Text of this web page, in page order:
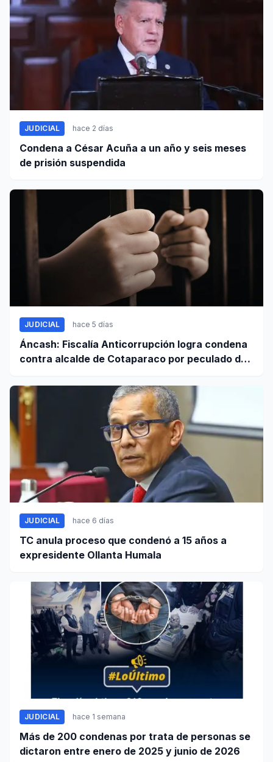
JUDICIAL hace 2 días
Condena a César Acuña a un año y seis meses
de prisión suspendida
JUDICIAL hace 5 días
Áncash: Fiscalía Anticorrupción logra condena
contra alcalde de Cotaparaco por peculado de
JUDICIAL hace 6 días
TC anula proceso que condenó a 15 años a
expresidente Ollanta Humala
JUDICIAL hace 1 semana
Más de 200 condenas por trata de personas se
dictaron entre enero de 2025 y junio de 2026